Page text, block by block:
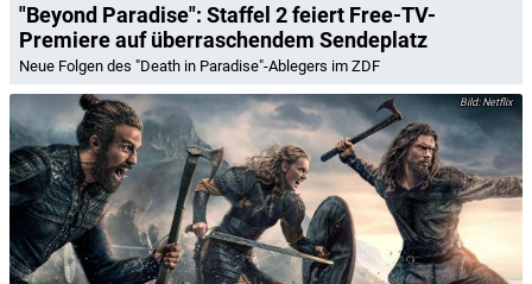
"Beyond Paradise": Staffel 2 feiert Free-TV-
Premiere auf überraschendem Sendeplatz
Neue Folgen des "Death in Paradise"-Ablegers im ZDF
Netflix